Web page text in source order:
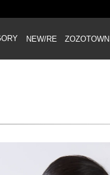
NEW/RE ZOZOTOWN